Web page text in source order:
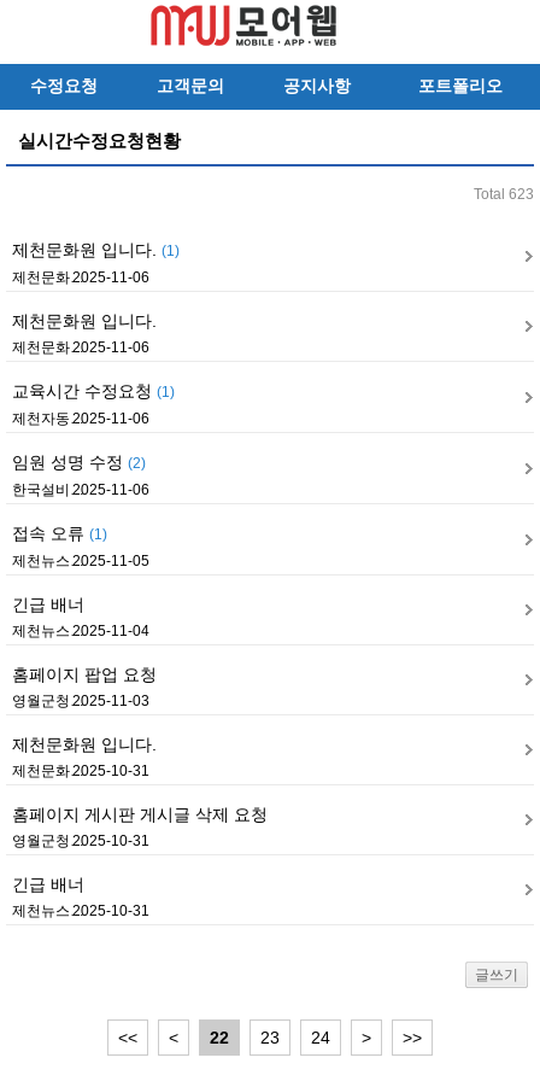
수정요청 고객문의 공지사항 포트폴리오
실시간수정요청현황
Total 623
제천문화원 입니다. (1)
제천문화…2025-11-06
제천문화원 입니다.
제천문화…2025-11-06
교육시간 수정요청 (1)
제천자동…2025-11-06
임원 성명 수정 (2)
한국설비…2025-11-06
접속 오류 (1)
제천뉴스…2025-11-05
긴급 배너
제천뉴스…2025-11-04
홈페이지 팝업 요청
영월군청…2025-11-03
제천문화원 입니다.
제천문화…2025-10-31
홈페이지 게시판 게시글 삭제 요청
영월군청…2025-10-31
긴급 배너
제천뉴스…2025-10-31
글쓰기
<< < 22 23 24 > >>